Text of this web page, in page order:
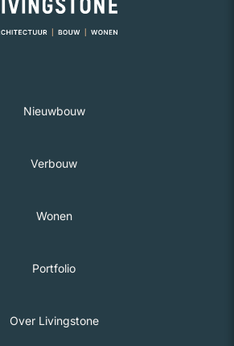
Nieuwbouw
Verbouw
Wonen
Portfolio
Over Livingstone